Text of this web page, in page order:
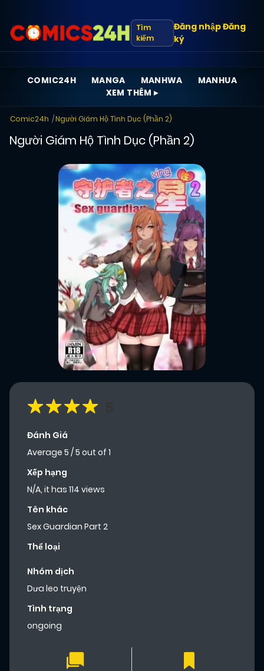
Tìm
kiếm
Đăng nhậpĐăng
ký
COMIC24H MANGA MANHWA
MANHUA
XEM THÊM ▸
Comic24h Người Giám Hộ Tình Dục (Phần 2)
Người Giám Hộ Tình Dục (Phần 2)
Đánh Giá
Average 5 /5 out of 1
Xếp hạng
N/A, it has 114 views
Tên khác
Sex Guardian Part 2
Thể loại
Nhóm dịch
Dưa leo truyện
Tình trạng
ongoing